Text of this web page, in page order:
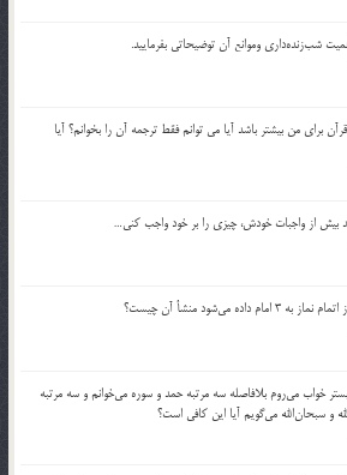
شب‌زنده‌داري وموانع آن توضيحاتي بفرماييد.
براي من بيشتر باشد آيا مي توانم فقط ترجمه آن را بخوانم؟ آيا
بيش از واجبات خودش، چيزي را بر خود واجب كني…
داده مي‌شود منشأ آن چيست؟
خواب مي‌روم بلافاصله سه مرتبه حمد و سوره مي‌خوانم و سه مرتبه
و سبحان‌الله مي‌گويم آيا اين كافي است؟